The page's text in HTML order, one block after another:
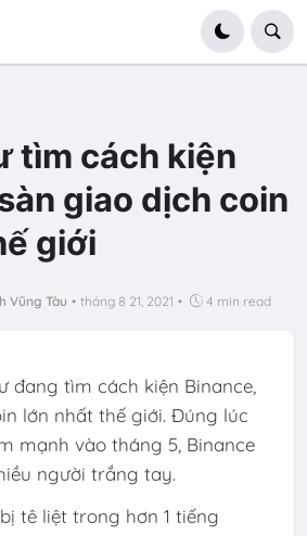
tìm cách kiện
giao dịch coin
giới
Vũng Tàu • tháng 8 21, 2021 • 4 min read
đang tìm cách kiện Binance,
lớn nhất thế giới. Đúng lúc
mạnh vào tháng 5, Binance
người trắng tay.
tê liệt trong hơn 1 tiếng